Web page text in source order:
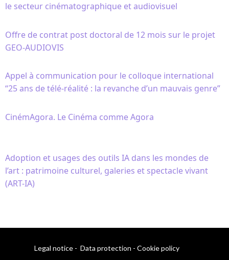
le secteur cinématographique et audiovisuel
Offre de contrat post doctoral de 12 mois sur le projet
GEO-AUDIOVIS
Appel à communication pour le colloque international
“25 ans de télé-réalité : la revanche d’un mauvais genre”
CinémAgora. Le Cinéma comme Agora
Adoption et usages des outils IA dans les mondes de
l’art : patrimoine culturel, galeries et spectacle vivant
(ART-IA)
Legal notice - Data protection - Cookie policy